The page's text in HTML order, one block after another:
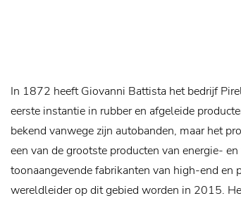
In 1872 heeft Giovanni Battista het bedrijf
eerste instantie in rubber en afgeleide
bekend vanwege zijn autobanden, maar het
een van de grootste producten van energie-
toonaangevende fabrikanten van high-end en
wereldleider op dit gebied worden in 2015.